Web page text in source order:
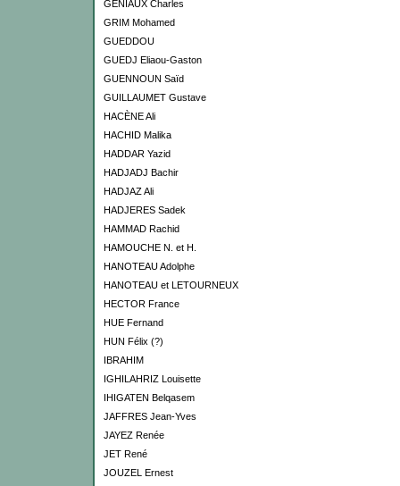
GENIAUX Charles
GRIM Mohamed
GUEDDOU
GUEDJ Eliaou-Gaston
GUENNOUN Saïd
GUILLAUMET Gustave
HACÈNE Ali
HACHID Malika
HADDAR Yazid
HADJADJ Bachir
HADJAZ Ali
HADJERES Sadek
HAMMAD Rachid
HAMOUCHE N. et H.
HANOTEAU Adolphe
HANOTEAU et LETOURNEUX
HECTOR France
HUE Fernand
HUN Félix (?)
IBRAHIM
IGHILAHRIZ Louisette
IHIGATEN Belqasem
JAFFRES Jean-Yves
JAYEZ Renée
JET René
JOUZEL Ernest